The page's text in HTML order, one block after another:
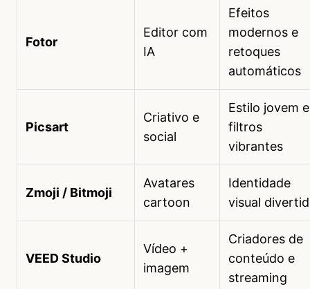
Fotor
Editor com
IA
Efeitos
modernos e
retoques
automáticos
Picsart
Criativo e
social
Estilo jovem e
filtros
vibrantes
Zmoji / Bitmoji
Avatares
cartoon
Identidade
visual
VEED Studio
Vídeo +
imagem
Criadores de
conteúdo e
streaming